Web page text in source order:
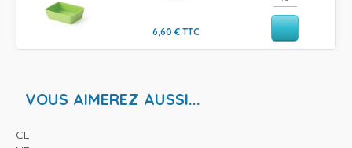
6,60 € TTC
VOUS AIMEREZ AUSSI...
CE